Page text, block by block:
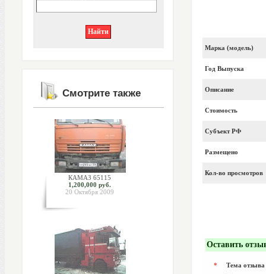
Смотрите также
КАМАЗ 65115
1,200,000 руб.
20 Октября 2009
Марка (модель)
Год Выпуска
Описание
Стоимость
Субъект РФ
Размещено
Кол-во просмотров
Оставить
*
Тема отзыва